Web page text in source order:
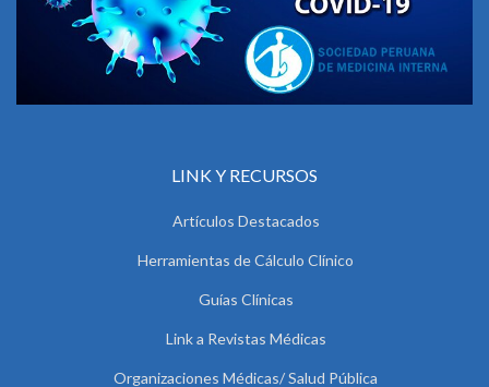
LINK Y RECURSOS
Artículos Destacados
Herramientas de Cálculo Clínico
Guías Clínicas
Link a Revistas Médicas
Organizaciones Médicas/ Salud Pública